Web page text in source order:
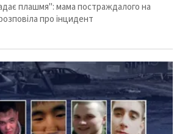
плашмя": мама постраждалого на
про інцидент